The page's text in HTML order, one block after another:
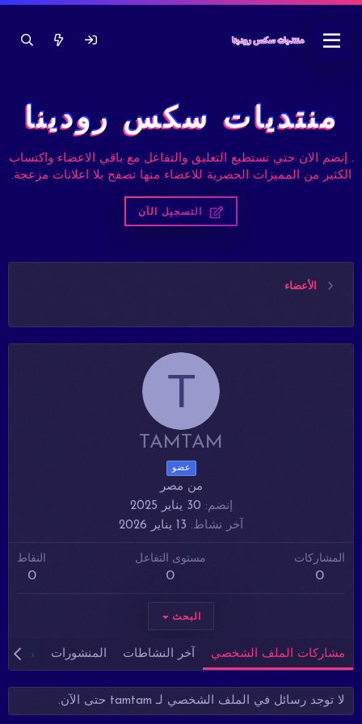
منتديات سكس رودينا
. إنضم الان حتي تستطيع التعليق والتفاعل مع باقي الاعضاء واكتساب
الكثير من المميزات الحصرية للاعضاء منها تصفح بلا اعلانات مزعجة.
التسجيل الآن
الأعضاء
T
TAMTAM
عضو
من مصر
إنضم
30 يناير 2025
آخر نشاط
13 يناير 2026
المشاركات
0
مستوى التفاعل
0
النقاط
0
البحث
مشاركات الملف الشخصي آخر النشاطات المنشورات
لا توجد رسائل في الملف الشخصي لـ tamtam حتى الآن.